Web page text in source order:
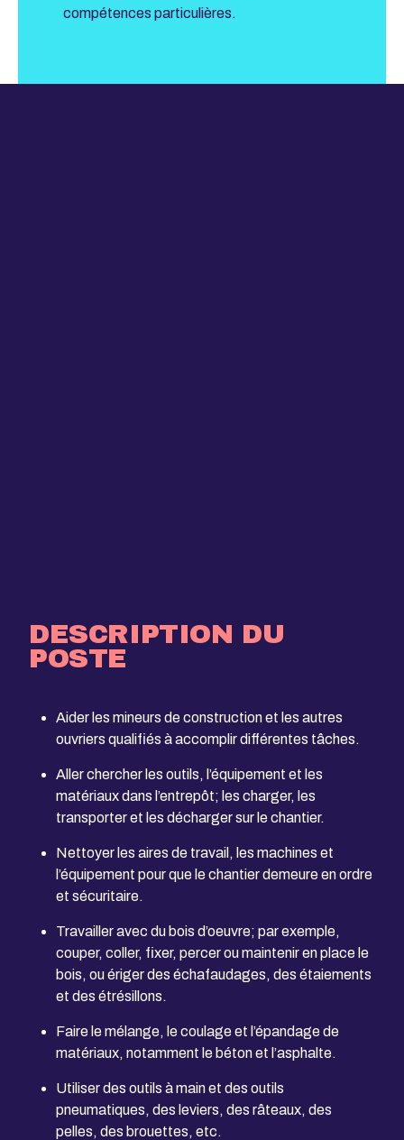
compétences particulières.
DESCRIPTION DU
POSTE
Aider les mineurs de construction et les autres
ouvriers qualifiés à accomplir différentes tâches.
Aller chercher les outils, l’équipement et les
matériaux dans l’entrepôt; les charger, les
transporter et les décharger sur le chantier.
Nettoyer les aires de travail, les machines et
l’équipement pour que le chantier demeure en ordre
et sécuritaire.
Travailler avec du bois d’oeuvre; par exemple,
couper, coller, fixer, percer ou maintenir en place le
bois, ou ériger des échafaudages, des étaiements
et des étrésillons.
Faire le mélange, le coulage et l’épandage de
matériaux, notamment le béton et l’asphalte.
Utiliser des outils à main et des outils
pneumatiques, des leviers, des râteaux, des
pelles, des brouettes, etc.